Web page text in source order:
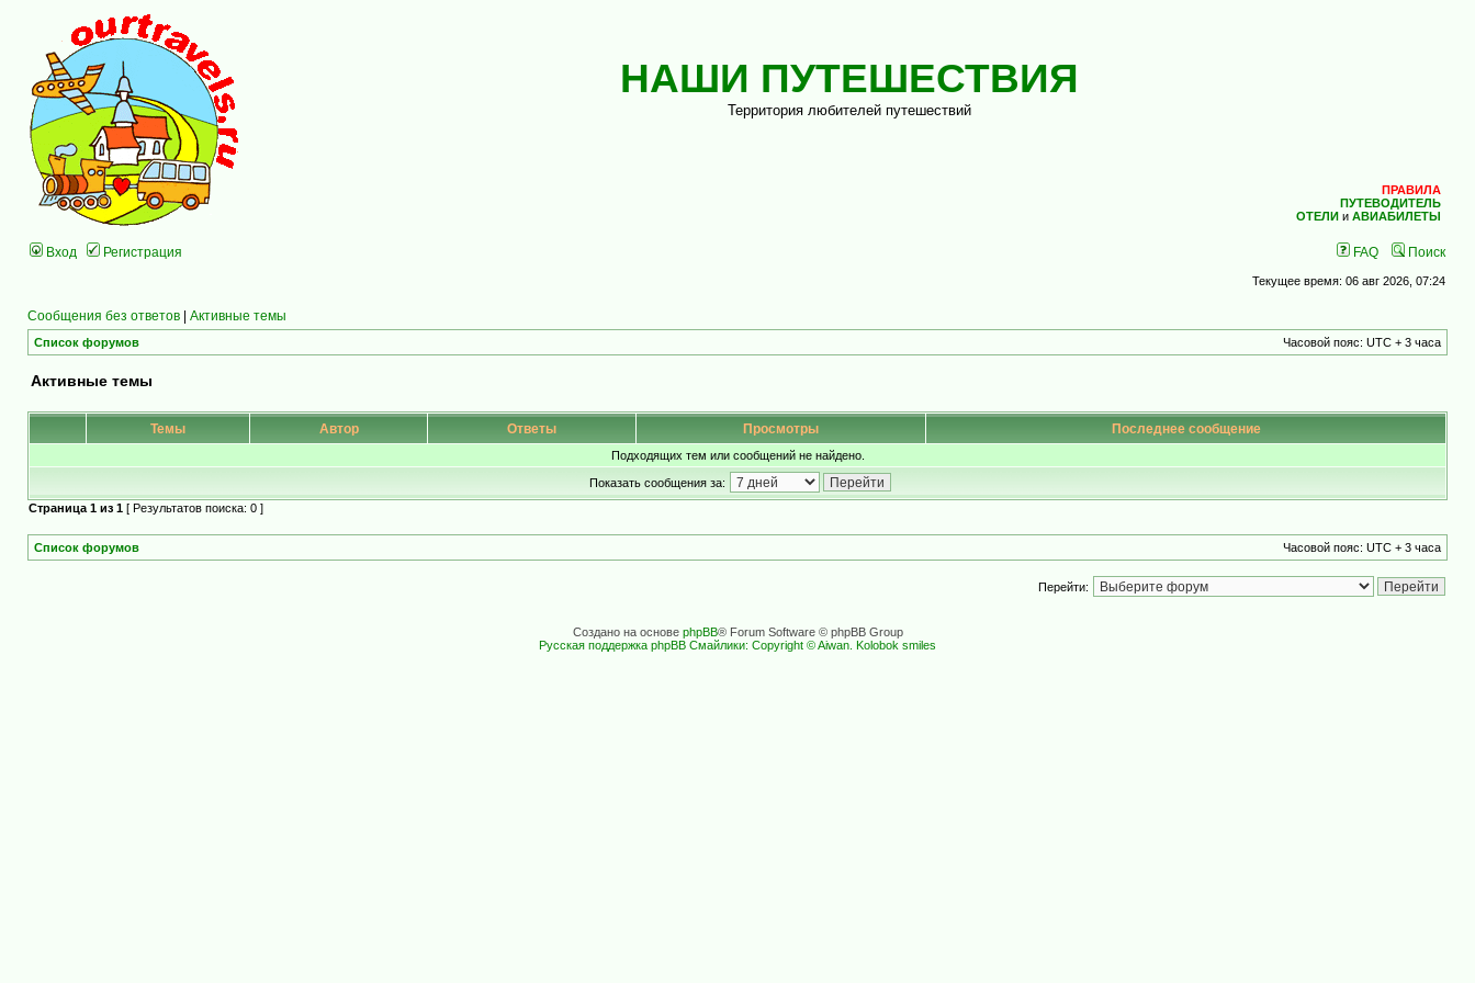
НАШИ ПУТЕШЕСТВИЯ
Территория любителей путешествий
ПРАВИЛА
ПУТЕВОДИТЕЛЬ
ОТЕЛИ и АВИАБИЛЕТЫ
Вход Регистрация FAQ Поиск
Текущее время: 06 авг 2026, 07:24
Сообщения без ответов | Активные темы
Список форумов Часовой пояс: UTC + 3 часа
Активные темы
Темы Автор Ответы Просмотры Последнее сообщение
Подходящих тем или сообщений не найдено.
Показать сообщения за:
Страница 1 из 1 [ Результатов поиска: 0 ]
Список форумов Часовой пояс: UTC + 3 часа
Перейти:
Создано на основе phpBB® Forum Software © phpBB Group
Русская поддержка phpBB Смайлики: Copyright © Aiwan. Kolobok smiles